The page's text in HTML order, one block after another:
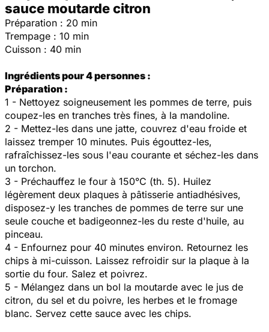
sauce moutarde citron
Préparation : 20 min
Trempage : 10 min
Cuisson : 40 min
Ingrédients pour 4 personnes :
Préparation :
1 - Nettoyez soigneusement les pommes de terre, puis
coupez-les en tranches très fines, à la mandoline.
2 - Mettez-les dans une jatte, couvrez d'eau froide et
laissez tremper 10 minutes. Puis égouttez-les,
rafraîchissez-les sous l'eau courante et séchez-les dans
un torchon.
3 - Préchauffez le four à 150°C (th. 5). Huilez
légèrement deux plaques à pâtisserie antiadhésives,
disposez-y les tranches de pommes de terre sur une
seule couche et badigeonnez-les du reste d'huile, au
pinceau.
4 - Enfournez pour 40 minutes environ. Retournez les
chips à mi-cuisson. Laissez refroidir sur la plaque à la
sortie du four. Salez et poivrez.
5 - Mélangez dans un bol la moutarde avec le jus de
citron, du sel et du poivre, les herbes et le fromage
blanc. Servez cette sauce avec les chips.